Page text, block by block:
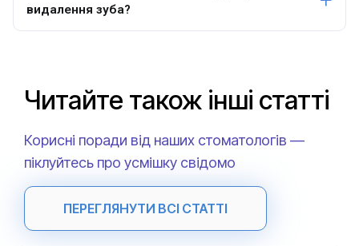
видалення зуба?
Читайте також інші статті
Корисні поради від наших стоматологів —
піклуйтесь про усмішку свідомо
ПЕРЕГЛЯНУТИ ВСІ СТАТТІ